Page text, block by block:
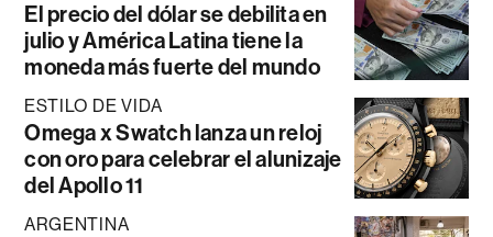
El precio del dólar se debilita en
julio y América Latina tiene la
moneda más fuerte del mundo
ESTILO DE VIDA
Omega x Swatch lanza un reloj
con oro para celebrar el alunizaje
del Apollo 11
ARGENTINA